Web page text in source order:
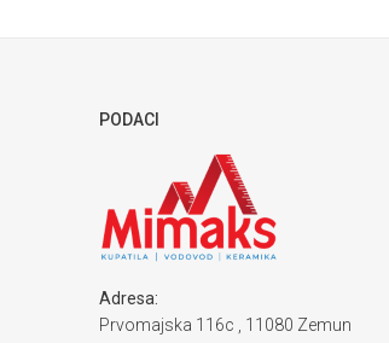
PODACI
Adresa:
Prvomajska 116c , 11080 Zemun